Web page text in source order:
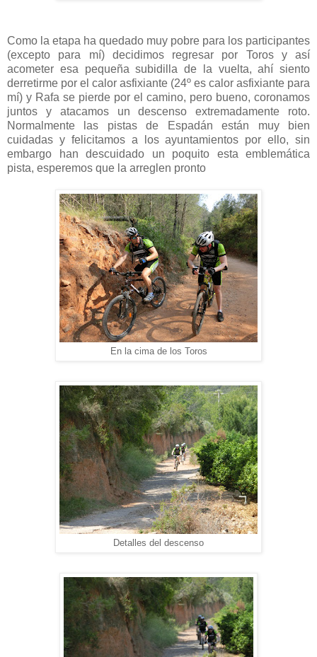
Como la etapa ha quedado muy pobre para los participantes
(excepto para mí) decidimos regresar por Toros y así
acometer esa pequeña subidilla de la vuelta, ahí siento
derretirme por el calor asfixiante (24º es calor asfixiante para
mí) y Rafa se pierde por el camino, pero bueno, coronamos
juntos y atacamos un descenso extremadamente roto.
Normalmente las pistas de Espadán están muy bien
cuidadas y felicitamos a los ayuntamientos por ello, sin
embargo han descuidado un poquito esta emblemática
pista, esperemos que la arreglen pronto
En la cima de los Toros
Detalles del descenso